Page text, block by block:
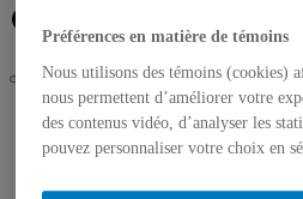
Facebook
UQAM
Salle de presse
La Congrégation de Notre-
Préférences en matière de témoins
Nous utilisons des témoins (cookies)
nous permettent d’améliorer votre
des contenus vidéo, d’analyser les
pouvez personnaliser votre choix en